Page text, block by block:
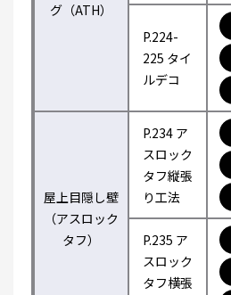
グ（ATH）
P.224-
225 タイ
ルデコ
屋上目隠し壁
（アスロック
タフ）
P.234 ア
スロック
タフ縦張
り工法
P.235 ア
スロック
タフ横張